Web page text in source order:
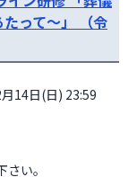
って～」 （令
14日(日) 23:59
い。